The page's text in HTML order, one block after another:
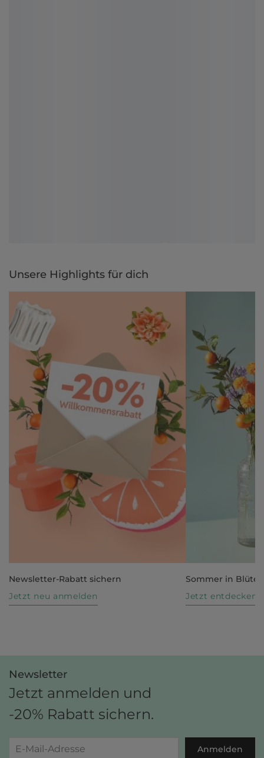
Unsere Highlights für dich
Newsletter-Rabatt sichern
Jetzt neu anmelden
Sommer in Blüte
Jetzt entdecken
Newsletter
Jetzt anmelden und
-20% Rabatt sichern.
Anmelden